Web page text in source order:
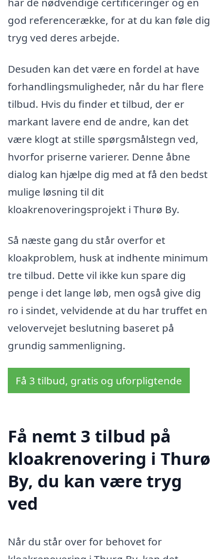
god referencerække, for at du kan føle dig
tryg ved deres arbejde.
Desuden kan det være en fordel at have
forhandlingsmuligheder, når du har flere
tilbud. Hvis du finder et tilbud, der er
markant lavere end de andre, kan det
være klogt at stille spørgsmålstegn ved,
hvorfor priserne varierer. Denne åbne
dialog kan hjælpe dig med at få den bedst
mulige løsning til dit
kloakrenoveringsprojekt i Thurø By.
Så næste gang du står overfor et
kloakproblem, husk at indhente minimum
tre tilbud. Dette vil ikke kun spare dig
penge i det lange løb, men også give dig
ro i sindet, velvidende at du har truffet en
velovervejet beslutning baseret på
grundig sammenligning.
Få 3 tilbud, gratis og uforpligtende
Få nemt 3 tilbud på
kloakrenovering i Thurø
By, du kan være tryg
ved
Når du står over for behovet for